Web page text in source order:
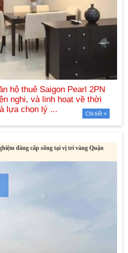
Chi tiết »
đẳng cấp sống tại vị trí vàng Quận